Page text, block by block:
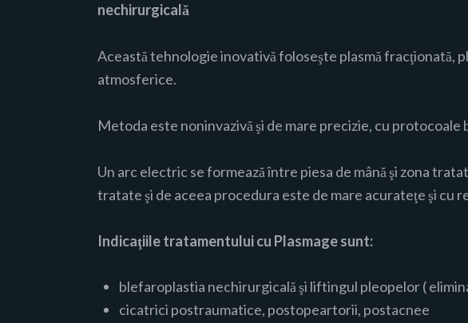
nechirurgicală
Această tehnologie inovativă foloseşte plasmă fracţionată,
atmosferice.
Metoda este noninvazivă şi de mare precizie, cu
Un arc electric se formează între piesa de mână şi zona
tratate şi de aceea procedura este de mare acurateţe şi cu
Indicaţiile tratamentului cu Plasmage sunt:
blefaroplastia nechirurgicală şi liftingul pleopelor (
cicatrici postraumatice, postopeartorii, postacnee